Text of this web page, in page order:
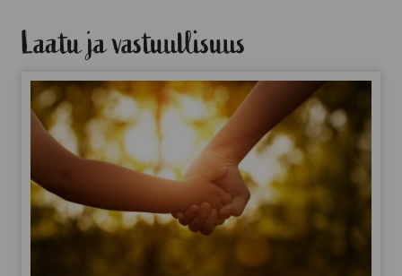
Laatu ja vastuullisuus